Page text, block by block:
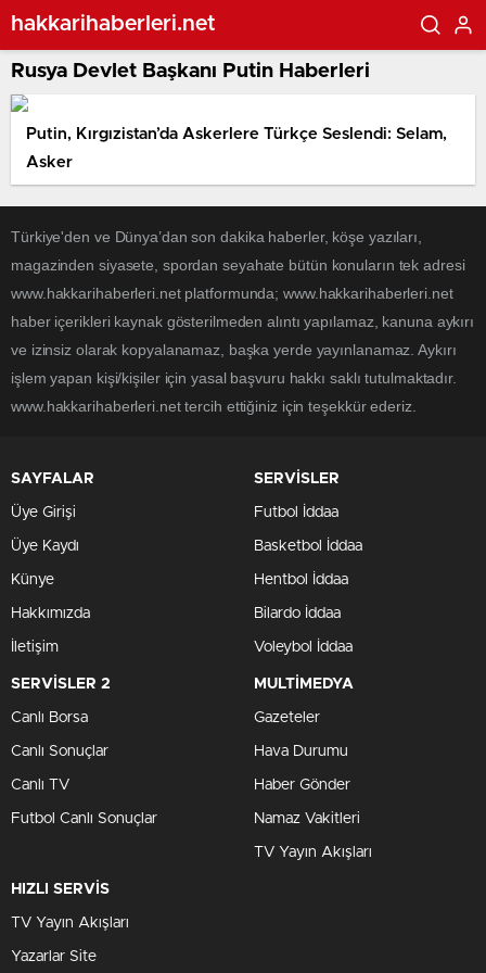
hakkarihaberleri.net
Rusya Devlet Başkanı Putin Haberleri
Putin, Kırgızistan’da Askerlere Türkçe Seslendi: Selam,
Asker
Türkiye'den ve Dünya’dan son dakika haberler, köşe yazıları,
magazinden siyasete, spordan seyahate bütün konuların tek adresi
www.hakkarihaberleri.net platformunda; www.hakkarihaberleri.net
haber içerikleri kaynak gösterilmeden alıntı yapılamaz, kanuna aykırı
ve izinsiz olarak kopyalanamaz, başka yerde yayınlanamaz. Aykırı
işlem yapan kişi/kişiler için yasal başvuru hakkı saklı tutulmaktadır.
www.hakkarihaberleri.net tercih ettiğiniz için teşekkür ederiz.
SAYFALAR
Üye Girişi
Üye Kaydı
Künye
Hakkımızda
İletişim
SERVİSLER
Futbol İddaa
Basketbol İddaa
Hentbol İddaa
Bilardo İddaa
Voleybol İddaa
SERVİSLER 2
Canlı Borsa
Canlı Sonuçlar
Canlı TV
Futbol Canlı Sonuçlar
MULTİMEDYA
Gazeteler
Hava Durumu
Haber Gönder
Namaz Vakitleri
TV Yayın Akışları
HIZLI SERVİS
TV Yayın Akışları
Yazarlar Site